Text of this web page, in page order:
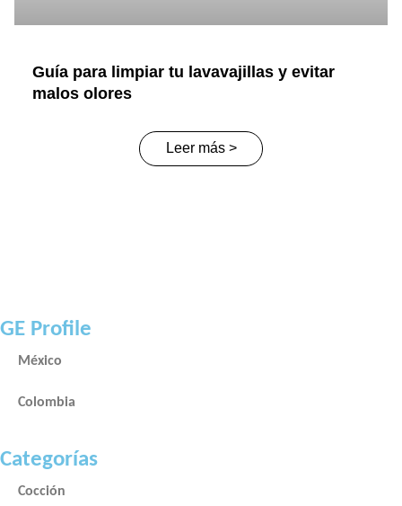
Guía para limpiar tu lavavajillas y evitar
malos olores
Leer más >
GE Profile
México
Colombia
Categorías
Cocción